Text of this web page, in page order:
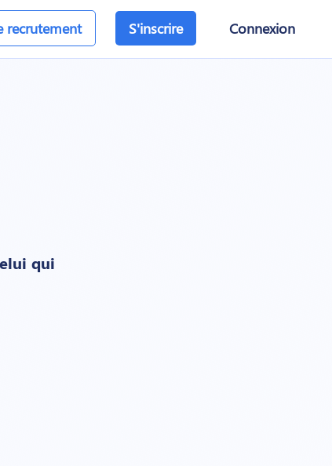
recrutement S'inscrire Connexion
qui